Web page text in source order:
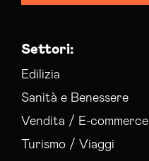
Settori:
Edilizia
Sanità e Benessere
Vendita / E-commerce
Turismo / Viaggi